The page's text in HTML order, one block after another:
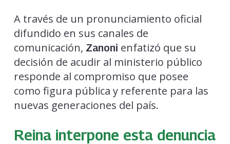
A través de un pronunciamiento oficial
difundido en sus canales de
comunicación, Zanoni enfatizó que su
decisión de acudir al ministerio público
responde al compromiso que posee
como figura pública y referente para las
nuevas generaciones del país.
Reina interpone esta denuncia